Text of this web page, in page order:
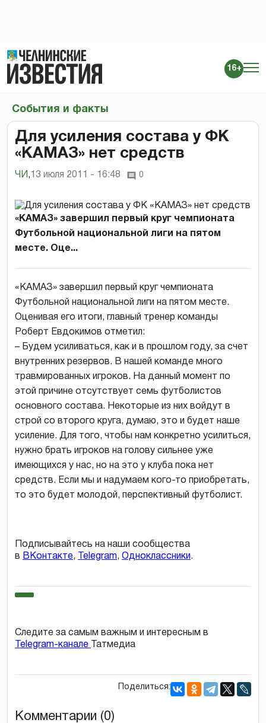
16+
События и факты
Для усиления состава у ФК
«КАМАЗ» нет средств
ЧИ , 13 июля 2011 - 16:48 0
«КАМАЗ» завершил первый круг чемпионата
Футбольной национальной лиги на пятом
месте. Оце...
«КАМАЗ» завершил первый круг чемпионата
Футбольной национальной лиги на пятом месте.
Оценивая его итоги, главный тренер команды
Роберт Евдокимов отметил:
– Будем усиливаться, как и в прошлом году, за счет
внутренних резервов. В нашей команде много
травмированных игроков. На данный момент по
этой причине отсутствует семь футболистов
основного состава. Некоторые из них войдут в
строй со второго круга, думаю, это и будет наше
усиление. Для того, чтобы нам конкретно усилиться,
нужно брать игроков на голову сильнее уже
имеющихся у нас, но на это у клуба пока нет
средств. Если мы и надумаем кого-то приобретать,
то это будет молодой, перспективный футболист.
Подписывайтесь на наши сообщества
в ВКонтакте, Telegram, Одноклассники.
Следите за самым важным и интересным в
Telegram-канале
Татмедиа
Поделиться:
Комментарии (0)